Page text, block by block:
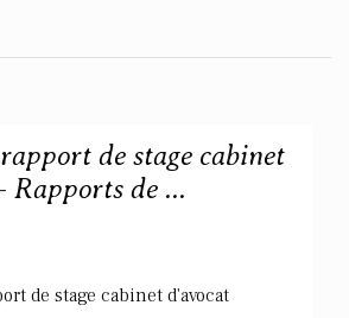
de stage cabinet
Rapports de ...
de stage cabinet d'avocat